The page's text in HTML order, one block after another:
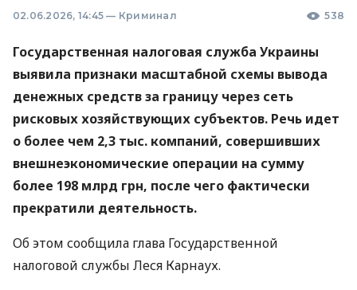
02.06.2026, 14:45 — Криминал 538
Государственная налоговая служба Украины
выявила признаки масштабной схемы вывода
денежных средств за границу через сеть
рисковых хозяйствующих субъектов. Речь идет
о более чем 2,3 тыс. компаний, совершивших
внешнеэкономические операции на сумму
более 198 млрд грн, после чего фактически
прекратили деятельность.
Об этом сообщила глава Государственной
налоговой службы Леся Карнаух.